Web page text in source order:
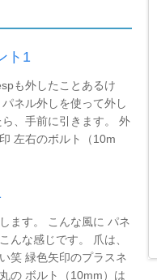
ト1
も外したことあるけ
ネル外しを使って外し
、手前に引きます。 外
左右のボルト（10m
ます。 こんな風に パネ
んな感じです。 爪は、
笑 緑色矢印のプラスネ
の ボルト（10mm）は